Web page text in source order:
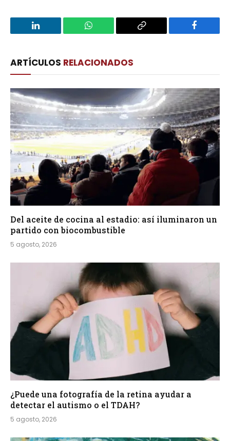
LinkedIn WhatsApp
Copy
Facebook
ARTÍCULOS RELACIONADOS
Del aceite de cocina al estadio: así iluminaron un
partido con biocombustible
5 agosto, 2026
¿Puede una fotografía de la retina ayudar a
detectar el autismo o el TDAH?
5 agosto, 2026